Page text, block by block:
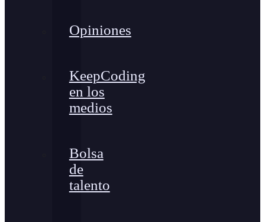
Opiniones
KeepCoding
en los
medios
Bolsa
de
talento